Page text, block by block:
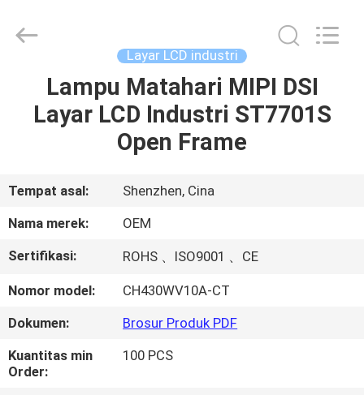
RUMAH
TENTANG
KAMI
TUR
PABRIK
KONTROL
KUALITAS
Optoelectronic
Layar LCD industri
Lampu Matahari MIPI DSI
Layar LCD Industri ST7701S
Open Frame
Tempat asal:
Shenzhen, Cina
Nama merek:
OEM
Sertifikasi:
ROHS 、ISO9001 、CE
Nomor model:
CH430WV10A-CT
Dokumen:
Brosur Produk PDF
Kuantitas min
Order:
100 PCS